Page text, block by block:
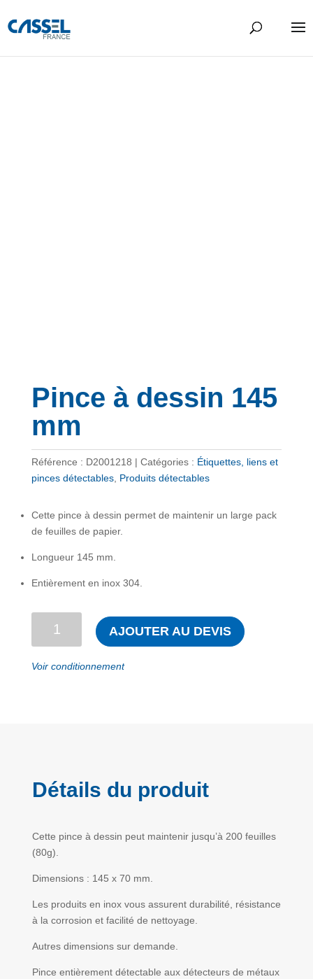
Pince à dessin 145
mm
Référence : D2001218 Catégories : Étiquettes, liens et
pinces détectables, Produits détectables
Cette pince à dessin permet de maintenir un large pack
de feuilles de papier.
Longueur 145 mm.
Entièrement en inox 304.
à
AJOUTER AU DEVIS
Voir conditionnement
Détails du produit
Cette pince à dessin peut maintenir jusqu’à 200 feuilles
(80g).
Dimensions : 145 x 70 mm.
Les produits en inox vous assurent durabilité, résistance
à la corrosion et facilité de nettoyage.
Autres dimensions sur demande.
Pince entièrement détectable aux détecteurs de métaux